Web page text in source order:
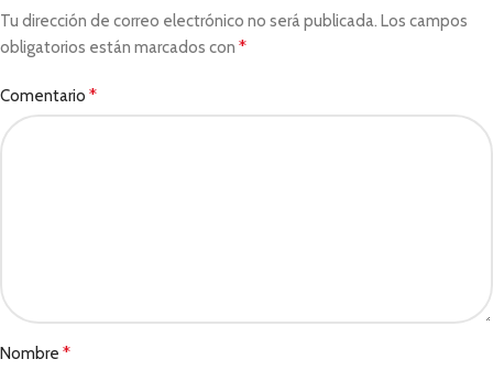
Tu dirección de correo electrónico no será publicada. Los campos
obligatorios están marcados con *
Comentario *
Nombre *